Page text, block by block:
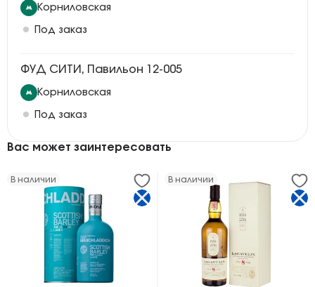
Корниловская
Под заказ
ФУД СИТИ, Павильон 12-005
Корниловская
Под заказ
Вас может заинтересовать
В наличии В наличии